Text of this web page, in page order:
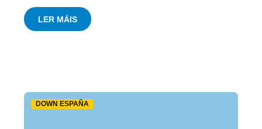
LER MÁIS
DOWN ESPAÑA